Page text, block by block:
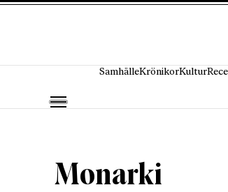
SamhälleKrönikorKultur
Monarki